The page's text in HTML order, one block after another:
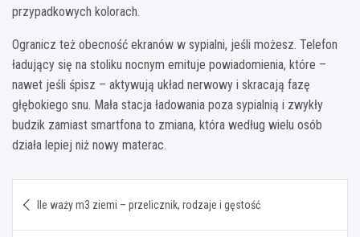
przypadkowych kolorach.
Ogranicz też obecność ekranów w sypialni, jeśli możesz. Telefon
ładujący się na stoliku nocnym emituje powiadomienia, które –
nawet jeśli śpisz – aktywują układ nerwowy i skracają fazę
głębokiego snu. Mała stacja ładowania poza sypialnią i zwykły
budzik zamiast smartfona to zmiana, która według wielu osób
działa lepiej niż nowy materac.
wpisu
Ile waży m3 ziemi – przelicznik, rodzaje i gęstość